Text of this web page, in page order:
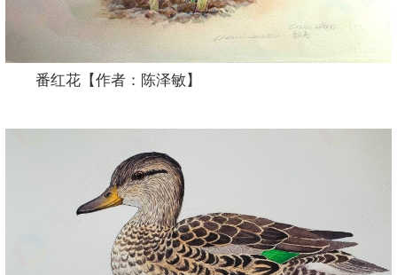
番红花【作者：陈泽敏】